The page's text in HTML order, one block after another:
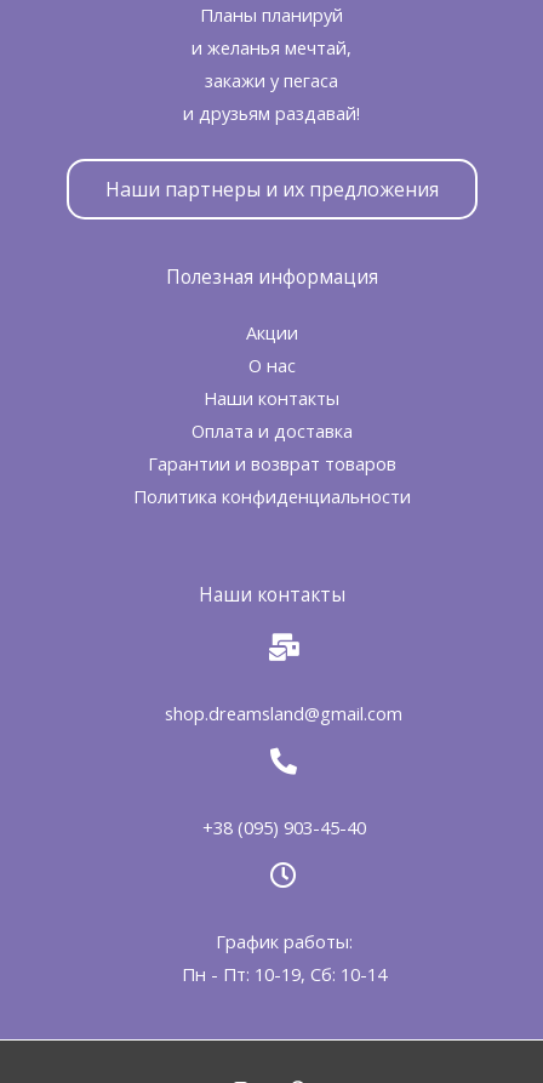
Планы планируй
и желанья мечтай,
закажи у пегаса
и друзьям раздавай!
Наши партнеры и их предложения
Полезная информация
Акции
О нас
Наши контакты
Оплата и доставка
Гарантии и возврат товаров
Политика конфиденциальности
Наши контакты
shop.dreamsland@gmail.com
+38 (095) 903-45-40
График работы:
Пн - Пт: 10-19, Сб: 10-14